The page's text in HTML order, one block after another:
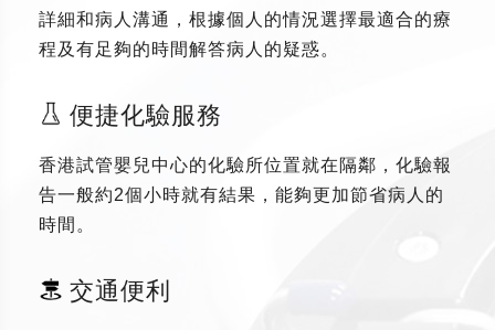
詳細和病人溝通，根據個人的情況選擇最適合的療
程及有足夠的時間解答病人的疑惑。
便捷化驗服務
香港試管嬰兒中心的化驗所位置就在隔鄰，化驗報
告一般約2個小時就有結果，能夠更加節省病人的
時間。
交通便利